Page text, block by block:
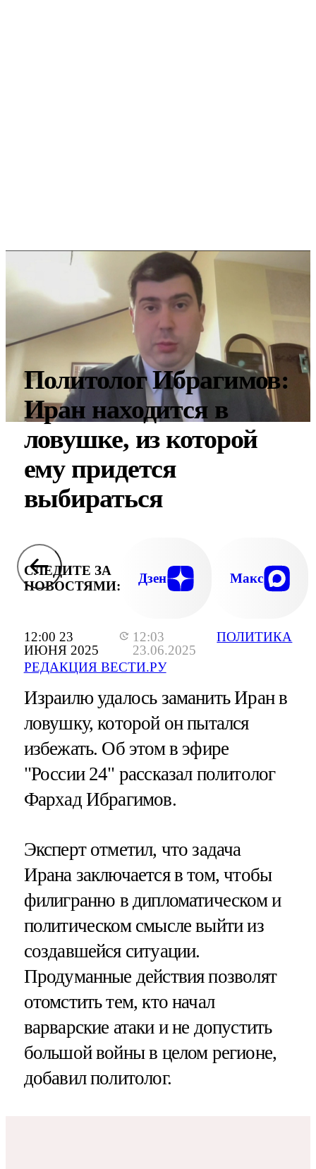
12:00 23
ИЮНЯ 2025
12:03
23.06.2025
РЕДАКЦИЯ ВЕСТИ.РУ
ПОЛИТИКА
Политолог Ибрагимов:
Иран находится в
ловушке, из которой
ему придется
выбираться
СЛЕДИТЕ ЗА
НОВОСТЯМИ:
Дзен Макс
Израилю удалось заманить Иран в
ловушку, которой он пытался
избежать. Об этом в эфире
"России 24" рассказал политолог
Фархад Ибрагимов.
Эксперт отметил, что задача
Ирана заключается в том, чтобы
филигранно в дипломатическом и
политическом смысле выйти из
создавшейся ситуации.
Продуманные действия позволят
отомстить тем, кто начал
варварские атаки и не допустить
большой войны в целом регионе,
добавил политолог.